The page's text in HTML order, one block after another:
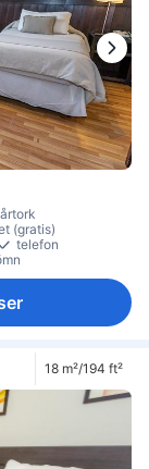
(gratis)
telefon
papperskorgar
18 m²/194 ft²